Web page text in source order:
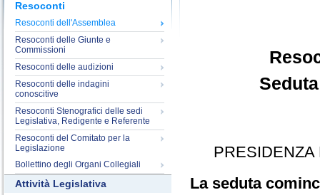
Resoconti
Resoconti dell'Assemblea
Resoconti delle Giunte e
Commissioni
Resoconti delle audizioni
Resoconti delle indagini
conoscitive
Resoconti Stenografici delle sedi
Legislativa, Redigente e Referente
Resoconti del Comitato per la
Legislazione
Bollettino degli Organi Collegiali
Attività Legislativa
PRESIDENZA
La seduta